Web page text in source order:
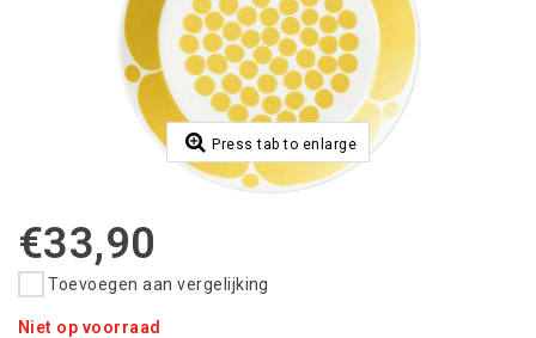
Press tab to enlarge
€33,90
Toevoegen aan vergelijking
Niet op voorraad